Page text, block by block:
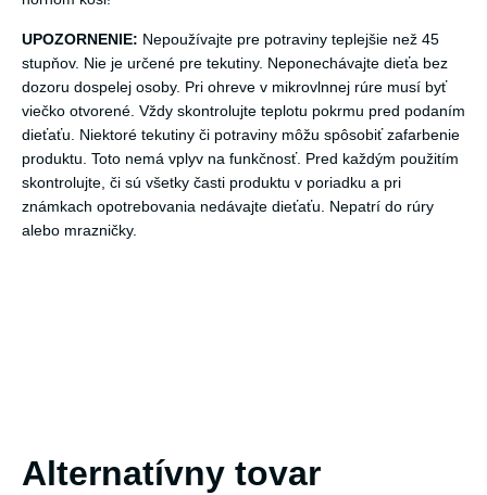
UPOZORNENIE: Nepoužívajte pre potraviny teplejšie než 45
stupňov. Nie je určené pre tekutiny. Neponechávajte dieťa bez
dozoru dospelej osoby. Pri ohreve v mikrovlnnej rúre musí byť
viečko otvorené. Vždy skontrolujte teplotu pokrmu pred podaním
dieťaťu. Niektoré tekutiny či potraviny môžu spôsobiť zafarbenie
produktu. Toto nemá vplyv na funkčnosť. Pred každým použitím
skontrolujte, či sú všetky časti produktu v poriadku a pri
známkach opotrebovania nedávajte dieťaťu. Nepatrí do rúry
alebo mrazničky.
Alternatívny tovar